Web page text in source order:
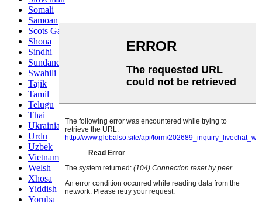
Somali
Samoan
Scots Gaelic
Shona
Sindhi
Sundanese
Swahili
Tajik
Tamil
Telugu
Thai
Ukrainian
Urdu
Uzbek
Vietnamese
Welsh
Xhosa
Yiddish
Yoruba